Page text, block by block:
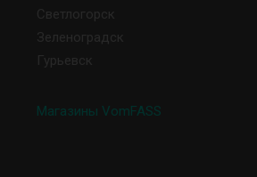
Светлогорск
Зеленоградск
Гурьевск
Магазины VomFASS